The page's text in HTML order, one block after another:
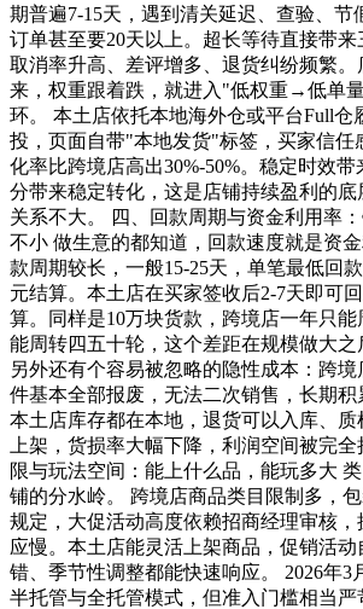
期普遍7-15天，遇到清关延迟、查验、节
订单甚至要20天以上。超长等待直接带
取消率升高、差评增多、退货纠纷频繁
来，权重跟着跌，就进入"低权重→低单
环。 本土店依托本地海外仓或平台Full仓
投，页面自带"本地发货"标签，买家信任
化率比跨境店高出30%-50%。稳定时效
分带来稳定转化，这是店铺持续盈利的
关系不大。 四、回款周期与资金利用率
不小 做生意的都知道，回款速度就是资
款周期较长，一般15-25天，单笔最低回
元结算。本土店在买家签收后2-7天即可
算。同样是10万块货款，跨境店一年只
能周转四五十轮，这个差距在规模做大之
另外还有个容易被忽略的隐性成本：跨
件基本全部报废，无法二次销售，长期积
本土店库存都在本地，退货可以入库、
上架，货损率大幅下降，利润空间被完
限与玩法空间：能上什么品，能玩多大
铺的分水岭。 跨境店商品类目限制多，
规定，大促活动高度依赖招商经理审核，
应慢。本土店能灵活上架商品，促销活
错、季节性调整都能快速响应。 2026年3
半托管与全托管模式，但准入门槛相当